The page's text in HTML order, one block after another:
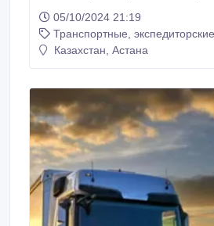
преимущества : - собственный
(тентованные фуры, рефрижераторы) - GPS
слежение транспорта - быстрый
05/10/2024 21:19
Транспортные,
Казахстан, Астана